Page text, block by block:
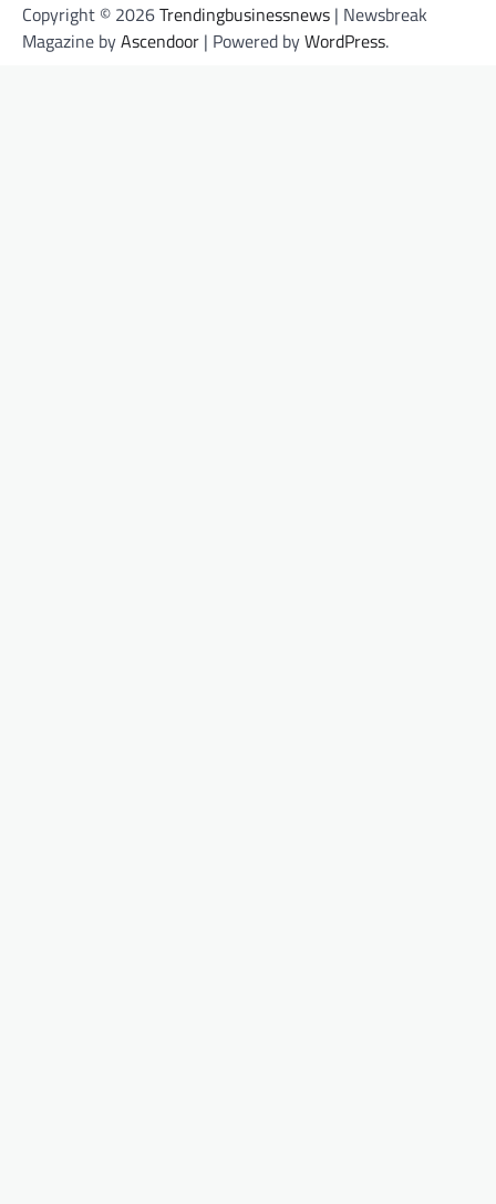
Copyright © 2026Trendingbusinessnews | Newsbreak
Magazine byAscendoor | Powered byWordPress.